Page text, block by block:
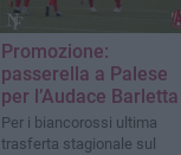
Promozione:
passerella a Palese
per l’Audace Barletta
Per i biancorossi ultima
trasferta stagionale sul